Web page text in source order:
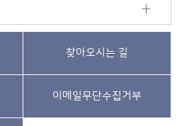
찾아오시는 길
이메일무단수집거부